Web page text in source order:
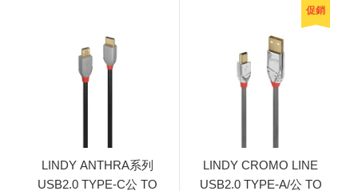
LINDY ANTHRA系列
USB2.0 TYPE-C公 TO
促銷
LINDY CROMO LINE
USB2.0 TYPE-A/公 TO